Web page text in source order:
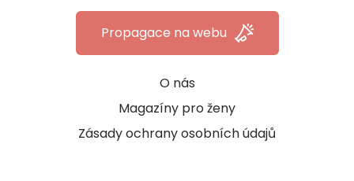
O nás
Magazíny pro ženy
Zásady ochrany osobních údajů
Propagace na webu